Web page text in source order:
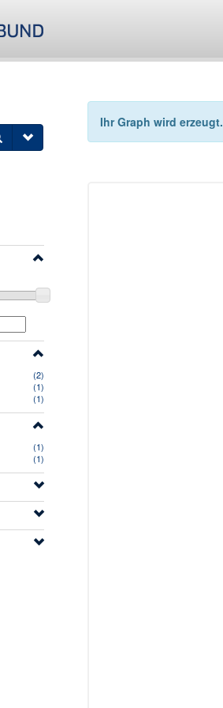
(2)
(1)
(1)
(1)
(1)
Ihr Graph wird erzeugt.